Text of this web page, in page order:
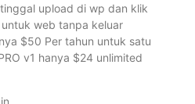
upload di wp dan klik
web tanpa keluar
$50 Per tahun untuk satu
v1 hanya $24 unlimited